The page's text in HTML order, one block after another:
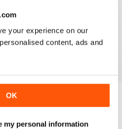
your experience on our
content, ads and
OK
my personal information